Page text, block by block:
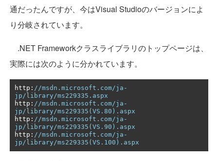
通だったんですが、今はVisual Studioのバージョンによ
り分岐されています。
.NET Frameworkクラスライブラリのトップページは、
実際には次のように分かれています。
http : //msdn.microsoft.com/ja-
jp/library/ms229335.aspx
http : //msdn.microsoft.com/ja-
jp/library/ms229335(VS.80).aspx
http : //msdn.microsoft.com/ja-
jp/library/ms229335(VS.90).aspx
http : //msdn.microsoft.com/ja-
jp/library/ms229335(VS.100).aspx